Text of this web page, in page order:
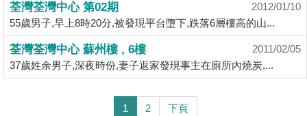
荃灣荃灣中心 第02期
2012/01/10
55歲男子,早上8時20分,被發現平台墮下,跌落6層樓高的山...
荃灣荃灣中心 蘇州樓 , 6樓
2011/02/05
37歲姓余男子,深夜時份,妻子返家發現事主在廁所內燒炭,...
1 2 下頁